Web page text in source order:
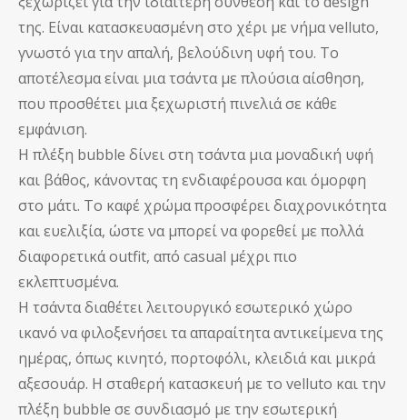
της. Είναι κατασκευασμένη στο χέρι με νήμα velluto,
γνωστό για την απαλή, βελούδινη υφή του. Το
αποτέλεσμα είναι μια τσάντα με πλούσια αίσθηση,
που προσθέτει μια ξεχωριστή πινελιά σε κάθε
εμφάνιση.
Η πλέξη bubble δίνει στη τσάντα μια μοναδική υφή
και βάθος, κάνοντας τη ενδιαφέρουσα και όμορφη
στο μάτι. Το καφέ χρώμα προσφέρει διαχρονικότητα
και ευελιξία, ώστε να μπορεί να φορεθεί με πολλά
διαφορετικά outfit, από casual μέχρι πιο
εκλεπτυσμένα.
Η τσάντα διαθέτει λειτουργικό εσωτερικό χώρο
ικανό να φιλοξενήσει τα απαραίτητα αντικείμενα της
ημέρας, όπως κινητό, πορτοφόλι, κλειδιά και μικρά
αξεσουάρ. Η σταθερή κατασκευή με το velluto και την
πλέξη bubble σε συνδιασμό με την εσωτερική